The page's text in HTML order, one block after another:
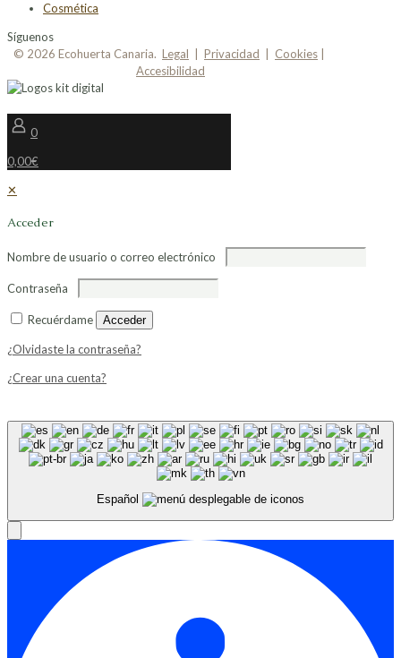
Cosmética
Síguenos
© 2026 Ecohuerta Canaria. Legal Privacidad Cookies
Accesibilidad
0
0,00€
✕
Acceder
Nombre de usuario o correo electrónico
Contraseña
Recuérdame Acceder
¿Olvidaste la contraseña?
¿Crear una cuenta?
Español